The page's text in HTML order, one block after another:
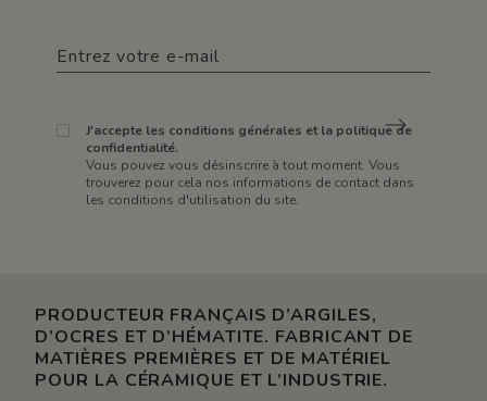
J'accepte les conditions générales et la politique de
confidentialité.
Vous pouvez vous désinscrire à tout moment. Vous
trouverez pour cela nos informations de contact dans
les conditions d'utilisation du site.
PRODUCTEUR FRANÇAIS D’ARGILES,
D’OCRES ET D’HÉMATITE. FABRICANT DE
MATIÈRES PREMIÈRES ET DE MATÉRIEL
POUR LA CÉRAMIQUE ET L’INDUSTRIE.